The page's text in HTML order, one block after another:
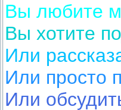
Вы любите
Вы хотите
Или
Или просто
Или